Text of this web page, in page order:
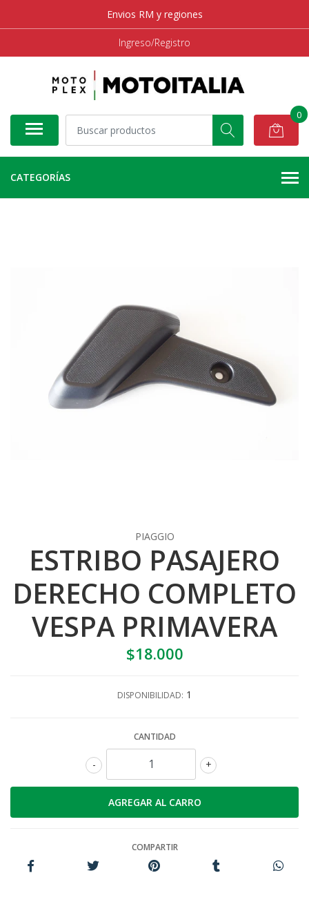
Envios RM y regiones
Ingreso/Registro
0
CATEGORÍAS
PIAGGIO
ESTRIBO PASAJERO
DERECHO COMPLETO
VESPA PRIMAVERA
$18.000
DISPONIBILIDAD: 1
CANTIDAD
+
-
COMPARTIR